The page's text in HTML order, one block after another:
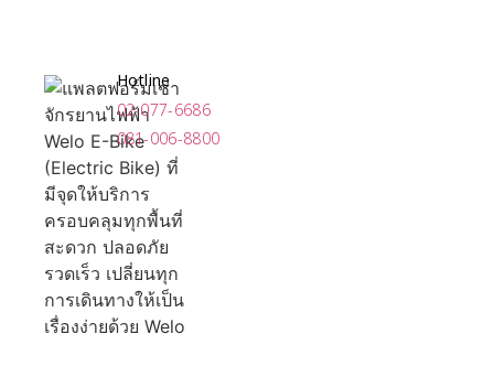
Hotline
02-077-6686
081-006-8800